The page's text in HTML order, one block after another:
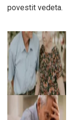
povestit vedeta.